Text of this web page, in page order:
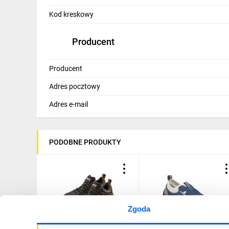
Zgoda
Budowa i Remont
Elektronika
Smart home
Telewizja naziemna i satelitarna
Wentylacja i rekuperacja
Kod kreskowy
Producent
Producent
Adres pocztowy
Adres e-mail
PODOBNE PRODUKTY